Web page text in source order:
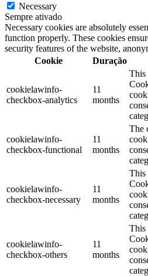
Necessary
Sempre ativado
Necessary cookies are absolutely
function properly. These cookies
security features of the website,
Cookie
Duração
cookielawinfo-
checkbox-analytics
11
months
This
cookielawinfo-
checkbox-functional
11
months
The
cookielawinfo-
checkbox-necessary
11
months
This
cookielawinfo-
checkbox-others
11
months
This